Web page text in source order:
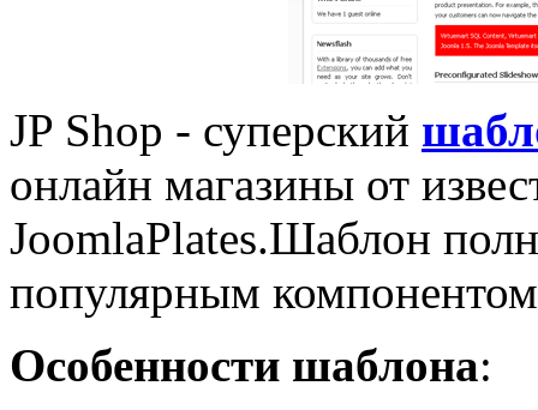
JP Shop - суперский
онлайн магазины от
JoomlaPlates.Шаблон
популярным
Особенности шаблона: